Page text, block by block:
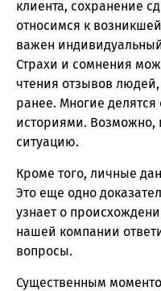
клиента, сохранение
относимся к
важен
Страхи и сомнения
чтения отзывов
ранее. Многие
историями. Возможно,
ситуацию.
Кроме того, личные
Это еще одно
узнает о
нашей компании
вопросы.
Существенным